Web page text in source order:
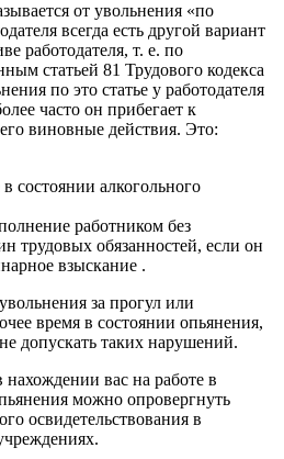
от увольнения «по
всегда есть другой вариант
работодателя, т. е. по
статьей 81 Трудового кодекса
по это статье у работодателя
часто он прибегает к
виновные действия. Это:
состоянии алкогольного
работником без
трудовых обязанностей, если он
взыскание .
за прогул или
время в состоянии опьянения,
допускать таких нарушений.
вас на работе в
можно опровергнуть
освидетельствования в